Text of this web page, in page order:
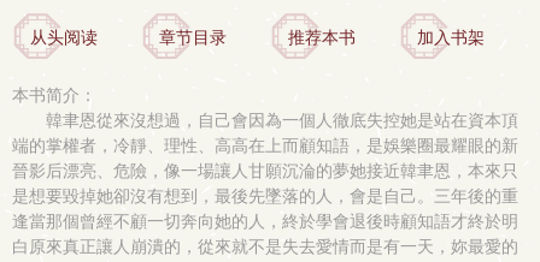
从头阅读 章节目录 推荐本书 加入书架
本书简介：
韓聿恩從來沒想過，自己會因為一個人徹底失控她是站在資本頂
端的掌權者，冷靜、理性、高高在上而顧知語，是娛樂圈最耀眼的新
晉影后漂亮、危險，像一場讓人甘願沉淪的夢她接近韓聿恩，本來只
是想要毀掉她卻沒有想到，最後先墜落的人，會是自己。三年後的重
逢當那個曾經不顧一切奔向她的人，終於學會退後時顧知語才終於明
白原來真正讓人崩潰的，從來就不是失去愛情而是有一天，妳最愛的